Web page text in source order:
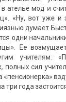
ателье мод и
«Ну, вот уже и
думает
одни
Ее
учителям:
полных сил
«пенсионерка»
три года